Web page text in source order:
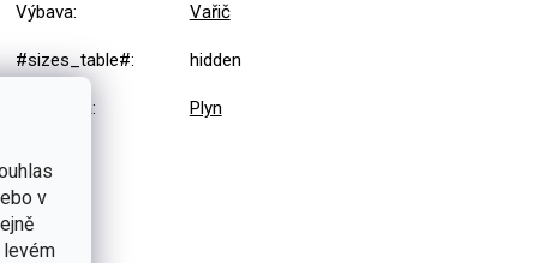
v
levém
Výbava: Vařič
#sizes_table#: hidden
Typ paliva: Plyn